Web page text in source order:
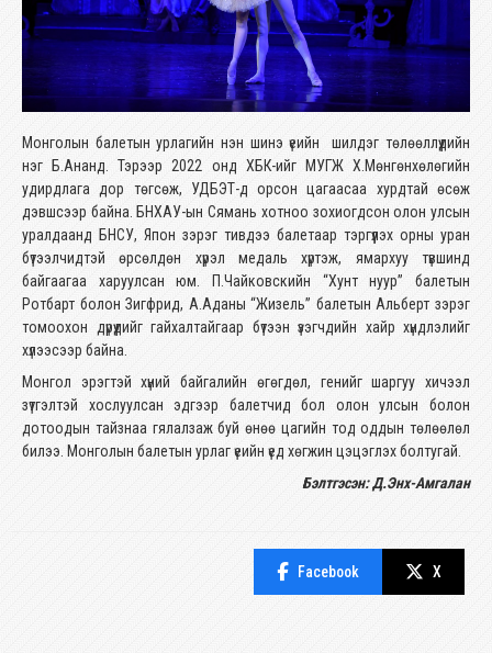
Монголын балетын урлагийн нэн шинэ үеийн шилдэг төлөөллүүдийн
нэг Б.Ананд. Тэрээр 2022 онд ХБК-ийг МУГЖ Х.Мөнгөнхөлөгийн
удирдлага дор төгсөж, УДБЭТ-д орсон цагаасаа хурдтай өсөж
дэвшсээр байна. БНХАУ-ын Сямань хотноо зохиогдсон олон улсын
уралдаанд БНСУ, Япон зэрэг тивдээ балетаар тэргүүлэх орны уран
бүтээлчидтэй өрсөлдөн хүрэл медаль хүртэж, ямархуу түвшинд
байгаагаа харуулсан юм. П.Чайковскийн “Хунт нуур” балетын
Ротбарт болон Зигфрид, А.Аданы “Жизель” балетын Альберт зэрэг
томоохон дүрүүдийг гайхалтайгаар бүтээн үзэгчдийн хайр хүндлэлийг
хүлээсээр байна.
Монгол эрэгтэй хүний байгалийн өгөгдөл, генийг шаргуу хичээл
зүтгэлтэй хослуулсан эдгээр балетчид бол олон улсын болон
дотоодын тайзнаа гялалзаж буй өнөө цагийн тод оддын төлөөлөл
билээ. Монголын балетын урлаг үеийн үед хөгжин цэцэглэх болтугай.
Бэлтгэсэн: Д.Энх-Амгалан
Facebook X